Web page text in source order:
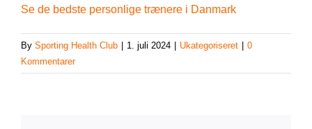
Se de bedste personlige trænere i Danmark
By Sporting Health Club 1. juli 2024 Ukategoriseret
0
Kommentarer